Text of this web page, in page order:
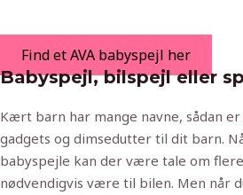
Find et AVA babyspejl her
Babyspejl, bilspejl eller
Kært barn har mange navne, sådan
gadgets og dimsedutter til dit barn.
babyspejle kan der være tale om
nødvendigvis være til bilen. Men når